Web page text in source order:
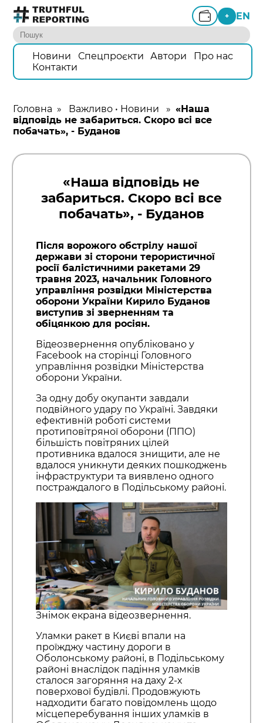
+ EN
Новини Спецпроєкти Автори
Про нас
Контакти
Головна » Важливо • Новини »«Наша
відповідь не забариться. Скоро всі все
побачать», - Буданов
«Наша відповідь не
забариться. Скоро всі все
побачать», - Буданов
Після ворожого обстрілу нашої
держави зі сторони терористичної
росії балістичними ракетами 29
травня 2023, начальник Головного
управління розвідки Міністерства
оборони України Кирило Буданов
виступив зі зверненням та
обіцянкою для росіян.
Відеозвернення опубліковано у
Facebook на сторінці Головного
управління розвідки Міністерства
оборони України.
За одну добу окупанти завдали
подвійного удару по Україні. Завдяки
ефективній роботі системи
протиповітряної оборони (ППО)
більшість повітряних цілей
противника вдалося знищити, але не
вдалося уникнути деяких пошкоджень
інфраструктури та виявлено одного
постраждалого в Подільському районі.
Знімок екрана відеозвернення.
Уламки ракет в Києві впали на
проїжджу частину дороги в
Оболонському районі, в Подільському
районі внаслідок падіння уламків
сталося загоряння на даху 2-х
поверхової будівлі. Продовжують
надходити багато повідомлень щодо
місцеперебування інших уламків в